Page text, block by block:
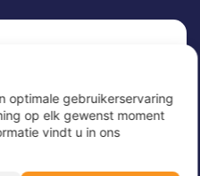
nieuwsbrief om
ontvangen en op de
optimale gebruikerservaring
op elk gewenst moment
vindt u in ons